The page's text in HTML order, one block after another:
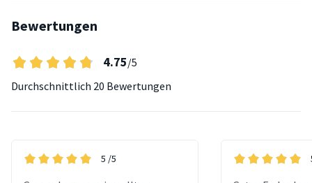
Bewertungen
4.75/5
Durchschnittlich 20 Bewertungen
5 /5